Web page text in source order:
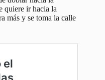
quiere ir hacia la
más y se toma la calle